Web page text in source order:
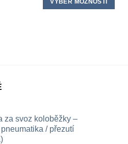
VÝBĚR MOŽNOSTÍ
za svoz koloběžky –
/ přezutí